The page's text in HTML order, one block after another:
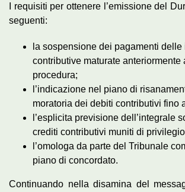
I requisiti per ottenere l’emissione del
seguenti:
la sospensione dei pagamenti
contributive maturate anteriormente
procedura;
l’indicazione nel piano di
moratoria dei debiti contributivi fino
l’esplicita previsione dell’integrale
crediti contributivi muniti di
l’omologa da parte del Tribunale
piano di concordato.
Continuando nella disamina del